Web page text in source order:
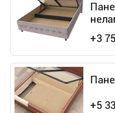
+3
+5